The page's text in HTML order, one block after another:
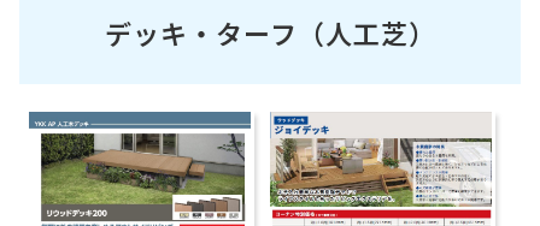
デッキ・ターフ（人工芝）